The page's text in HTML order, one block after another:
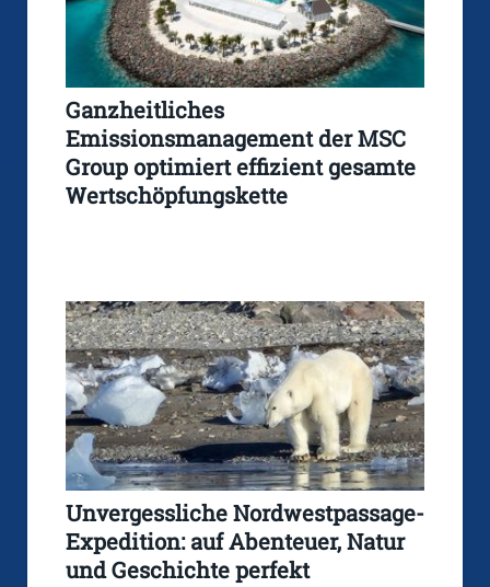
Ganzheitliches
Emissionsmanagement der MSC
Group optimiert effizient gesamte
Wertschöpfungskette
Unvergessliche Nordwestpassage-
Expedition: auf Abenteuer, Natur
und Geschichte perfekt